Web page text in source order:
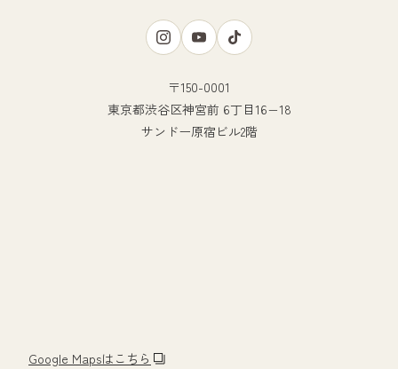
Google Mapsはこちら
〒150-0001
東京都渋谷区神宮前 6丁目16−18
サンドー原宿ビル2階